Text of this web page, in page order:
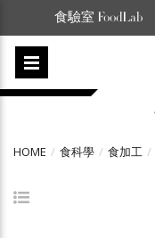
食驗室 FoodLab
HOME 食科學 食加工